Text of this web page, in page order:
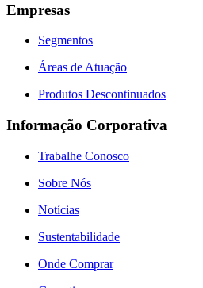
Empresas
Segmentos
Áreas de Atuação
Produtos Descontinuados
Informação Corporativa
Trabalhe Conosco
Sobre Nós
Notícias
Sustentabilidade
Onde Comprar